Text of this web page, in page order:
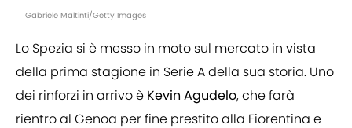
Gabriele Maltinti/Getty Images
Lo Spezia si è messo in moto sul mercato in vista
della prima stagione in Serie A della sua storia. Uno
dei rinforzi in arrivo è Kevin Agudelo, che farà
rientro al Genoa per fine prestito alla Fiorentina e